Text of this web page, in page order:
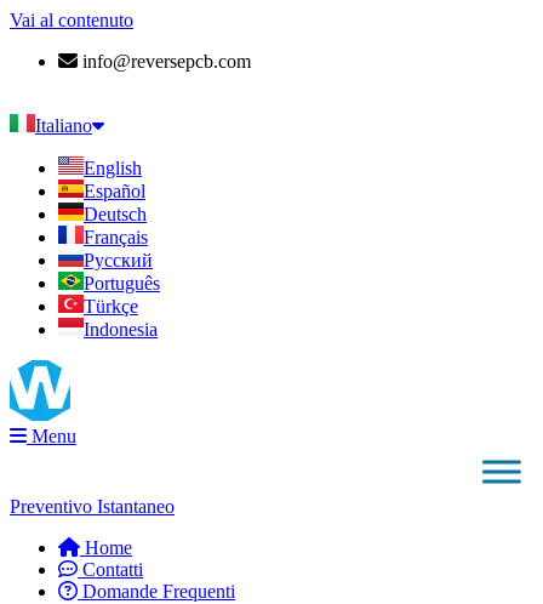
Vai al contenuto
info@reversepcb.com
Italiano
English
Español
Deutsch
Français
Русский
Português
Türkçe
Indonesia
Menu
Preventivo Istantaneo
Home
Contatti
Domande Frequenti